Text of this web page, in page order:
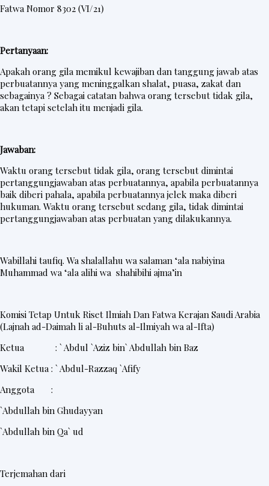
Fatwa Nomor 8302 (VI/21)
Pertanyaan:
Apakah orang gila memikul kewajiban dan tanggung jawab atas
perbuatannya yang meninggalkan shalat, puasa, zakat dan
sebagainya ? Sebagai catatan bahwa orang tersebut tidak gila,
akan tetapi setelah itu menjadi gila.
Jawaban:
Waktu orang tersebut tidak gila, orang tersebut dimintai
pertanggungjawaban atas perbuatannya, apabila perbuatannya
baik diberi pahala, apabila perbuatannya jelek maka diberi
hukuman. Waktu orang tersebut sedang gila, tidak dimintai
pertanggungjawaban atas perbuatan yang dilakukannya.
Wabillahi taufiq. Wa shalallahu wa salaman ‘ala nabiyina
Muhammad wa ‘ala alihi wa shahibihi ajma’in
Komisi Tetap Untuk Riset Ilmiah Dan Fatwa Kerajan Saudi Arabia
(Lajnah ad-Daimah li al-Buhuts al-Ilmiyah wa al-Ifta)
Ketua : ` Abdul `Aziz bin` Abdullah bin Baz
Wakil Ketua : ` Abdul-Razzaq `Afify
Anggota :
`Abdullah bin Ghudayyan
`Abdullah bin Qa` ud
Terjemahan dari